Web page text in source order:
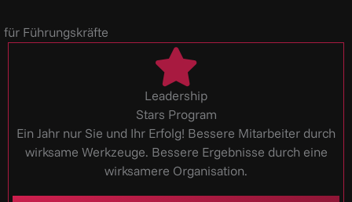
für Führungskräfte
Leadership
Stars Program
Ein Jahr nur Sie und Ihr Erfolg! Bessere Mitarbeiter durch
wirksame Werkzeuge. Bessere Ergebnisse durch eine
wirksamere Organisation.